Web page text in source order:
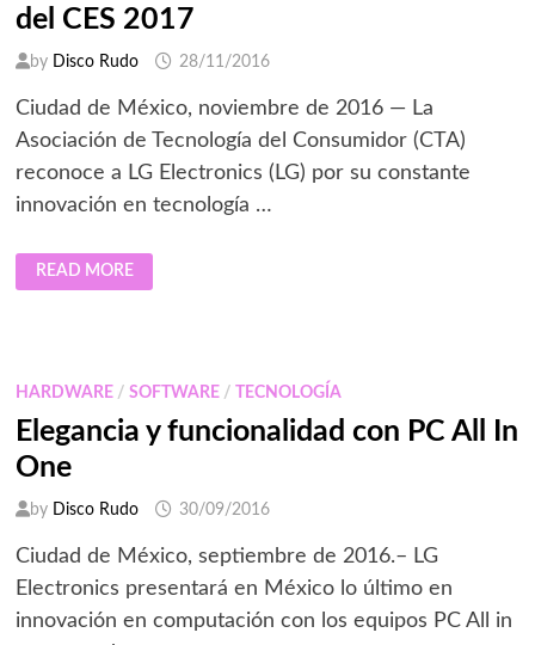
del CES 2017
by Disco Rudo 28/11/2016
Ciudad de México, noviembre de 2016 ― La
Asociación de Tecnología del Consumidor (CTA)
reconoce a LG Electronics (LG) por su constante
innovación en tecnología …
LG
RECIBE
21
2017
READ MORE
HARDWARE/ SOFTWARE/ TECNOLOGÍA
Elegancia y funcionalidad con PC All In
One
by Disco Rudo 30/09/2016
Ciudad de México, septiembre de 2016.– LG
Electronics presentará en México lo último en
innovación en computación con los equipos PC All in